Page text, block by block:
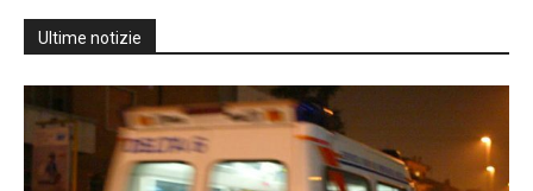
Ultime notizie